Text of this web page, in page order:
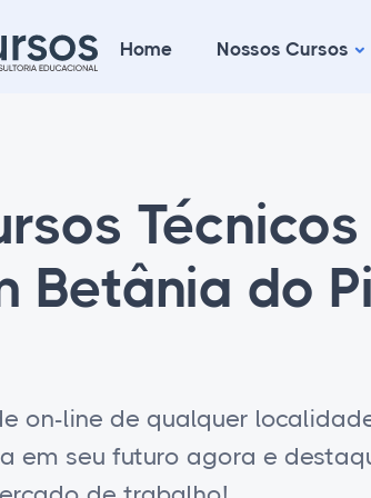
Home Nossos Cursos
Técnicos
Betânia do
on-line de qualquer
em seu futuro agora e